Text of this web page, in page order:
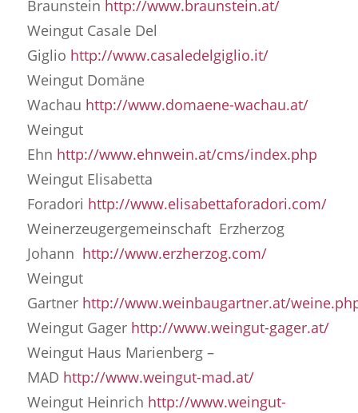
Braunstein http://www.braunstein.at/
Weingut Casale Del
Giglio http://www.casaledelgiglio.it/
Weingut Domäne
Wachau http://www.domaene-wachau.at/
Weingut
Ehn http://www.ehnwein.at/cms/index.php
Weingut Elisabetta
Foradori http://www.elisabettaforadori.com/
Weinerzeugergemeinschaft Erzherzog
Johann http://www.erzherzog.com/
Weingut
Gartner http://www.weinbaugartner.at/
Weingut Gager http://www.weingut-gager.at/
Weingut Haus Marienberg –
MAD http://www.weingut-mad.at/
Weingut Heinrich http://www.weingut-